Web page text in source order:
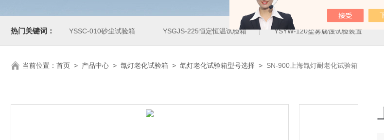
热门关键词： YSSC-010砂尘试验箱 YSGJS-225恒定恒温试验箱 YSYW-120盐雾腐蚀试验装置
当前位置： 首页 > 产品中心 > 氙灯老化试验箱 > 氙灯老化试验箱型号选择 > SN-900上海氙灯耐老化试验箱